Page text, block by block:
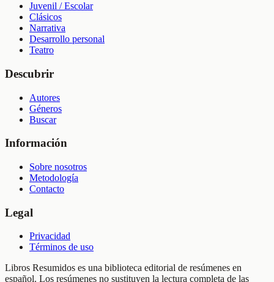
Juvenil / Escolar
Clásicos
Narrativa
Desarrollo personal
Teatro
Descubrir
Autores
Géneros
Buscar
Información
Sobre nosotros
Metodología
Contacto
Legal
Privacidad
Términos de uso
Libros Resumidos es una biblioteca editorial de resúmenes en
español. Los resúmenes no sustituyen la lectura completa de las